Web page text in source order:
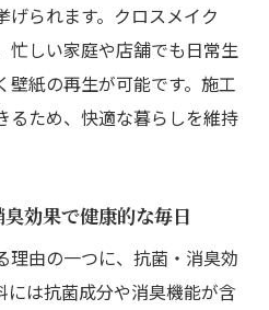
られます。クロスメイク
忙しい家庭や店舗でも日常生
壁紙の再生が可能です。施工
るため、快適な暮らしを維持
効果で健康的な毎日
理由の一つに、抗菌・消臭効
には抗菌成分や消臭機能が含